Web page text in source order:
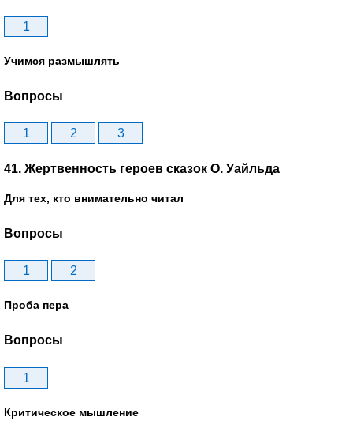
1
Учимся размышлять
Вопросы
1 2 3
41. Жертвенность героев сказок О. Уайльда
Для тех, кто внимательно читал
Вопросы
1 2
Проба пера
Вопросы
1
Критическое мышление